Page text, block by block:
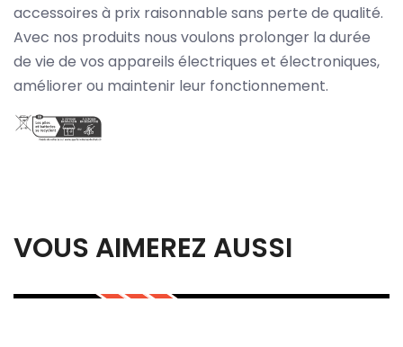
accessoires à prix raisonnable sans perte de qualité.
Avec nos produits nous voulons prolonger la durée
de vie de vos appareils électriques et électroniques,
améliorer ou maintenir leur fonctionnement.
VOUS AIMEREZ AUSSI